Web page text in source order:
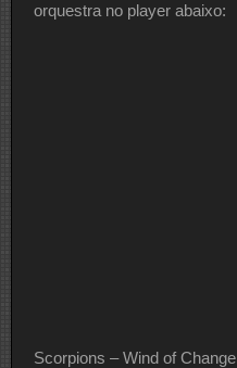
orquestra no player abaixo:
Scorpions – Wind of Change